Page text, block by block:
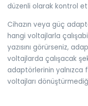
düzenli olarak kontrol
Cihazın veya güç
hangi voltajlarla
yazısını görürseniz,
voltajlarda çalışacak
adaptörlerinin yalnızca
voltajları